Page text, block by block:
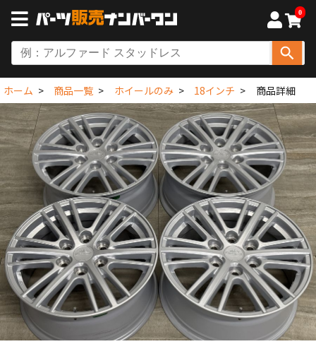
0
ホーム 商品一覧 ホイールのみ 18インチ 商品詳細